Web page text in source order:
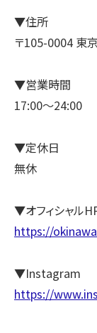
▼住所
〒105-0004 東
▼営業時間
17:00～24:00
▼定休日
無休
▼オフィシャル
https://
▼Instagram
https://